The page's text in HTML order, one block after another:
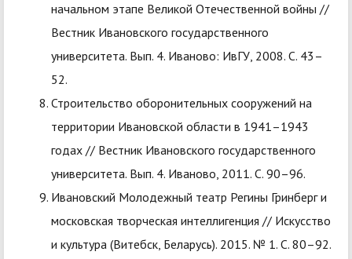
начальном этапе Великой Отечественной войны //
Вестник Ивановского государственного
университета. Вып. 4. Иваново: ИвГУ, 2008. С. 43–
52.
Строительство оборонительных сооружений на
территории Ивановской области в 1941–1943
годах // Вестник Ивановского государственного
университета. Вып. 4. Иваново, 2011. С. 90–96.
Ивановский Молодежный театр Регины Гринберг и
московская творческая интеллигенция // Искусство
и культура (Витебск, Беларусь). 2015. № 1. С. 80–92.